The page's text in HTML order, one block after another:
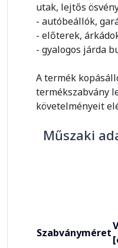
utak, lejtős
- autóbeállók,
- előterek,
- gyalogos járda
A termék
termékszabvány
követelményeit
Műszaki
Szabványméret